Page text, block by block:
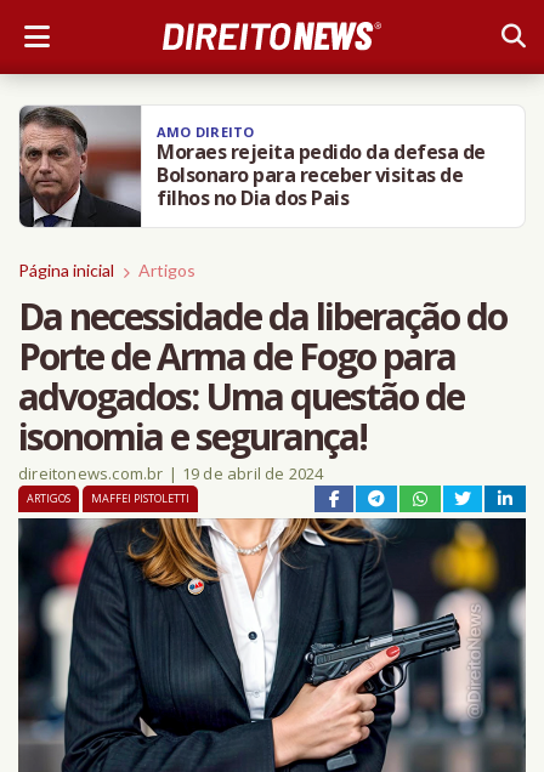
DIREITO NEWS
BH: Câmara aprova PL que obriga
agressor de animais a pagar
tratamento
Página inicial Artigos
Da necessidade da liberação do
Porte de Arma de Fogo para
advogados: Uma questão de
isonomia e segurança!
direitonews.com.br | 19 de abril de 2024
ARTIGOS MAFFEI PISTOLETTI